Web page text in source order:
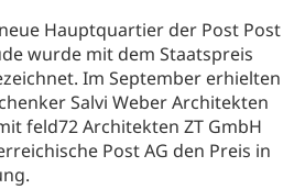
Hauptquartier der Post Post
wurde mit dem Staatspreis
Im September erhielten
Salvi Weber Architekten
feld72 Architekten ZT GmbH
Post AG den Preis in